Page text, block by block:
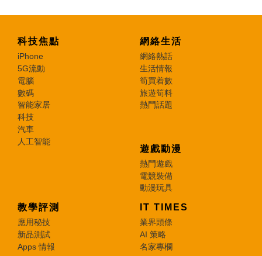
科技焦點
iPhone
5G流動
電腦
數碼
智能家居
科技
汽車
人工智能
網絡生活
網絡熱話
生活情報
筍買着數
旅遊筍料
熱門話題
遊戲動漫
熱門遊戲
電競裝備
動漫玩具
教學評測
應用秘技
新品測試
Apps 情報
IT TIMES
業界頭條
AI 策略
名家專欄